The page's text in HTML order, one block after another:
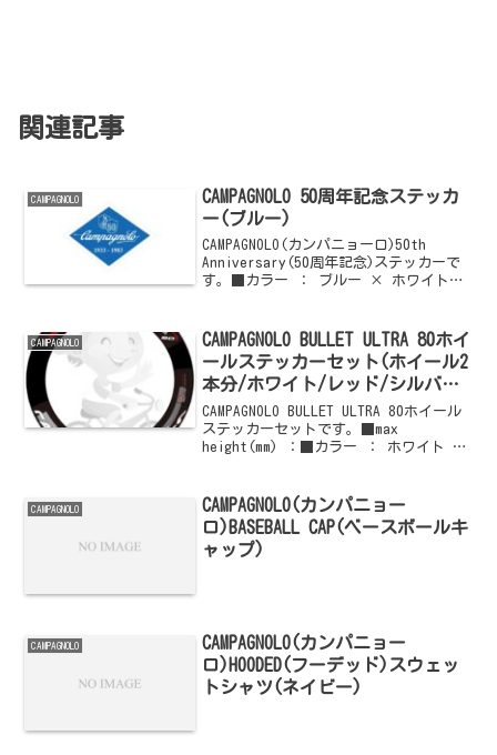
関連記事
CAMPAGNOLO
CAMPAGNOLO 50周年記念ステッカ
ー(ブルー)
CAMPAGNOLO(カンパニョーロ)50th
Anniversary(50周年記念)ステッカーで
す。■カラー ： ブルー × ホワイトロ
らからどうぞ
CAMPAGNOLO
CAMPAGNOLO BULLET ULTRA 80ホイ
ールステッカーセット(ホイール2
本分/ホワイト/レッド/シルバー
系)
CAMPAGNOLO BULLET ULTRA 80ホイール
ステッカーセットです。■max
height(mm) ：■カラー ： ホワイト ×
CAMPAGNOLO
CAMPAGNOLO(カンパニョー
ロ)BASEBALL CAP(ベースボールキ
ャップ)
CAMPAGNOLO
CAMPAGNOLO(カンパニョー
ロ)HOODED(フーデッド)スウェッ
トシャツ(ネイビー)